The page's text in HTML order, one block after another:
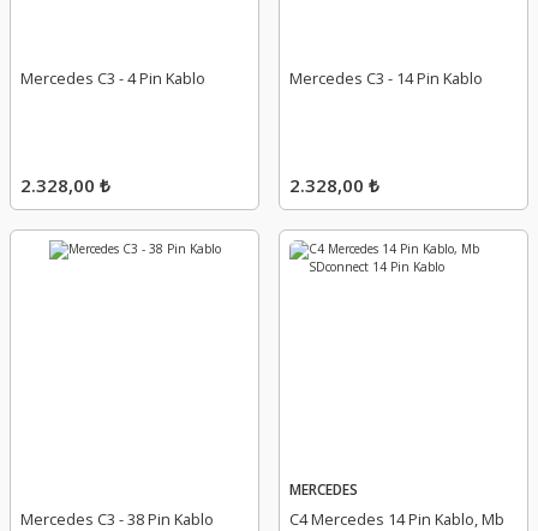
Mercedes C3 - 4 Pin Kablo
2.328,00 ₺
Mercedes C3 - 14 Pin Kablo
2.328,00 ₺
Mercedes C3 - 38 Pin Kablo
MERCEDES
C4 Mercedes 14 Pin Kablo, Mb